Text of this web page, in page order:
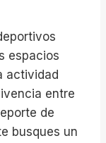
espacios
actividad
entre
de
busques un